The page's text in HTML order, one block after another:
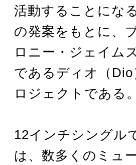
活動することにな
の発案をもとに、
ロニー・ジェイム
であるディオ（
ロジェクトである。
12インチシングル
は、数多くのミュ